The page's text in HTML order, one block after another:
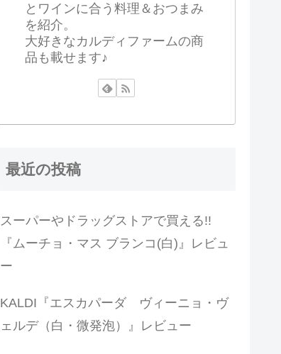
とワインに合う料理＆おつまみ
を紹介。
大好きなカルディファームの商
品も載せます♪
最近の投稿
スーパーやドラッグストアで買える!!
『ムーチョ・マス ブランコ(白)』レビュ
ー
KALDI『エスカパーダ ヴィーニョ・ヴ
ェルデ（白・微発泡）』レビュー